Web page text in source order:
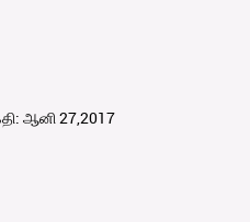
ஆனி 27,2017